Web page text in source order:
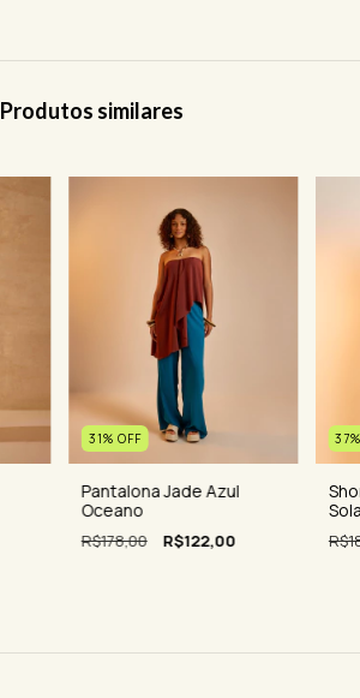
Produtos similares
31% OFF
Pantalona Jade Azul
Oceano
R$178,00 R$122,00
37